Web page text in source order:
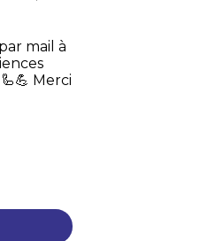
mail à
Merci